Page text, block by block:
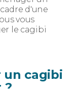
d'une
vous
le cagibi
un cagibi